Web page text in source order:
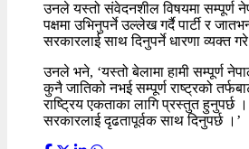
उनले यस्तो संवेदनशील विषयमा सम्पूर्ण
पक्षमा उभिनुपर्ने उल्लेख गर्दै पार्टी र
सरकारलाई साथ दिनुपर्ने धारणा व्यक्त
उनले भने, ‘यस्तो बेलामा हामी सम्पूर्ण
कुनै जातिको नभई सम्पूर्ण राष्ट्रको
राष्ट्रिय एकताका लागि प्रस्तुत हुनुपर्छ
सरकारलाई दृढतापूर्वक साथ दिनुपर्छ ।’